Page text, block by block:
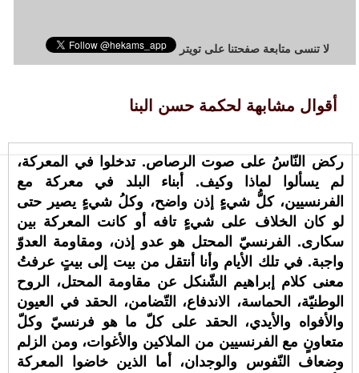
لا تنسى متابعة صفحتنا على تويتر
أقوال مشابهة لحكمة حسن البنا
ركض النّاسُ على صوت الرصاص. تدخلوا في المعركة،
لم يسألوا لماذا وكيف. أبناء البلد في معركة مع
الفرنسيين، كلُّ شيءٍ إذن واضح، وكلُ شيءٍ يصير حتى
لو كان الخلاف على شيءٍ تافه أو كانت المعركة بين
سكارى. الفرنسيّ المحتل هو عدو إذن، ومقاومة العدوّ
واجبة. في تلك الأيام وأنا أنتقل من بيت إلى بيتٍ عرفتُ
معنى كلام إبراهيم الشّنكل عن مقاومة المحتل، الروح
الوطنيّة، الحماسة، الاندفاع، التّضامن، الحقد في العيون
والأفواه والأيدي، الحقد على كلّ ما هو فرنسيّ وكلّ
متعاونٍ مع الفرنسيين من الملاكين والأغوات، ومن الزلم
وضعاف النّفوس والوجدان، أما الذين خاضوا المعركة